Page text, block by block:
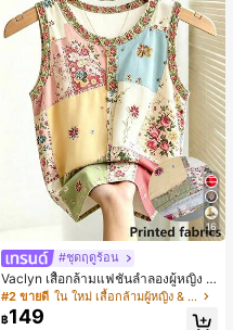
16
#ชุดฤดูร้อน
Vaclyn เสื้อกล้ามแฟชั่นลำลองผู้หญิง ล
ายแพตช์เวิร์ก แขนกุด คอกลม ติดกระดุ
ม
#2 ขายดี ใน ใหม่ เสื้อกล้ามผู้หญิง & Camis
฿149